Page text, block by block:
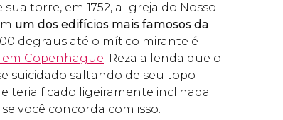
torre, em 1752, a Igreja do Nosso
um dos edifícios mais famosos da
degraus até o mítico mirante é
em Copenhague. Reza a lenda que o
suicidado saltando de seu topo
teria ficado ligeiramente inclinada
você concorda com isso.